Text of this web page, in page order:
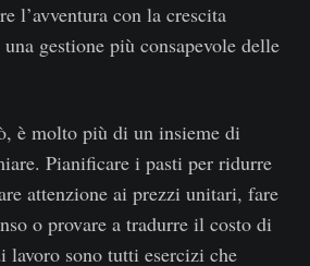
l’avventura con la crescita
gestione più consapevole delle
è molto più di un insieme di
Pianificare i pasti per ridurre
attenzione ai prezzi unitari, fare
o provare a tradurre il costo di
lavoro sono tutti esercizi che